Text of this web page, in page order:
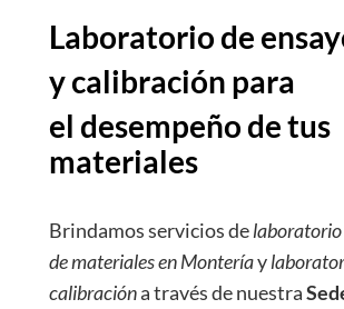
Laboratorio de
y calibración para
el desempeño de tus
materiales
Brindamos servicios delaboratorio
de materiales en Monteríay
calibracióna través de nuestra